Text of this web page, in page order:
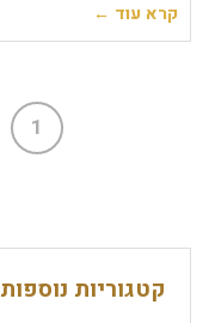
קרא עוד ←
1
קטגוריות נוספות